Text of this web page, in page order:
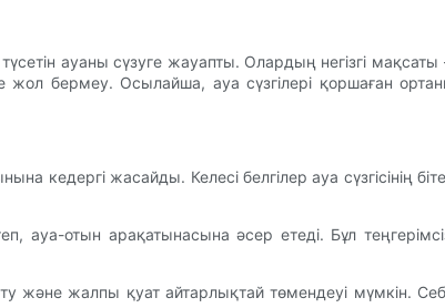
ауаны сүзуге жауапты. Олардың негізгі
жол бермеу. Осылайша, ауа сүзгілері қоршаған
кедергі жасайды. Келесі белгілер ауа сүзгісінің
ауа-отын арақатынасына әсер етеді. Бұл
және жалпы қуат айтарлықтай төмендеуі мүмкін.